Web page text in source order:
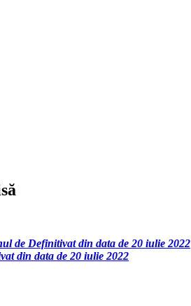
de Definitivat din data de 20 iulie 2022
din data de 20 iulie 2022